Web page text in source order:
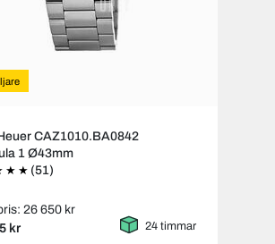
CAZ1010.BA0842
1 Ø43mm
(51)
26 650 kr
kr 24 timmar